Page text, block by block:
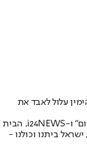
עלול לאבד את
סיבה לדאגה במחנה הלאומי: על פי סקר "ישראל היום" ו-i24NEWS, הבית
ביתנו וכולנו -